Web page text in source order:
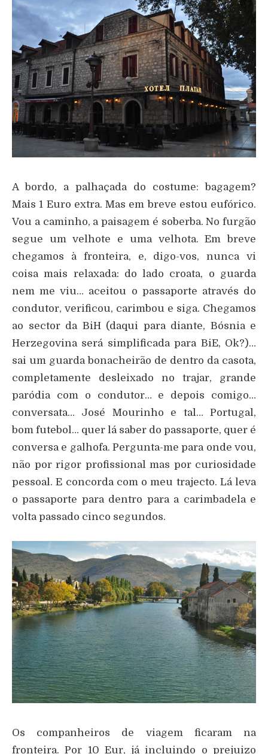
A bordo, a palhaçada do costume: bagagem?
Mais 1 Euro extra. Mas em breve estou eufórico.
Vou a caminho, a paisagem é soberba. No furgão
segue um velhote e uma velhota. Em breve
chegamos à fronteira, e, digo-vos, nunca vi
coisa mais relaxada: do lado croata, o guarda
nem me viu… aceitou o passaporte através do
condutor, verificou, carimbou e siga. Chegamos
ao sector da BiH (daqui para diante, Bósnia e
Herzegovina será simplificada para BiE, Ok?)…
sai um guarda bonacheirão de dentro da casota,
completamente desleixado no trajar, grande
paródia com o condutor… e depois comigo…
conversata… José Mourinho e tal… Portugal,
bom futebol… quer lá saber do passaporte, quer é
conversa e galhofa. Pergunta-me para onde vou,
não por rigor profissional mas por curiosidade
pessoal. E concorda com o meu trajecto. Lá leva
o passaporte para dentro para a carimbadela e
volta passado cinco segundos.
Os companheiros de viagem ficaram na
fronteira. Por 10 Eur, já incluindo o prejuizo